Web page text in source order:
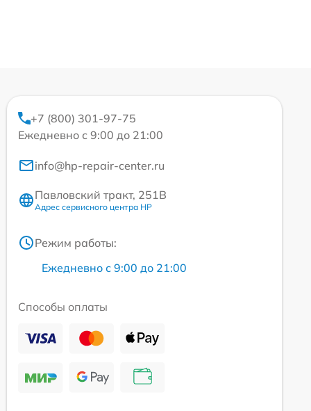
+7 (800) 301-97-75
Ежедневно с 9:00 до 21:00
info@hp-repair-center.ru
Павловский тракт, 251В
Адрес сервисного центра HP
Режим работы:
Ежедневно с 9:00 до 21:00
Способы оплаты